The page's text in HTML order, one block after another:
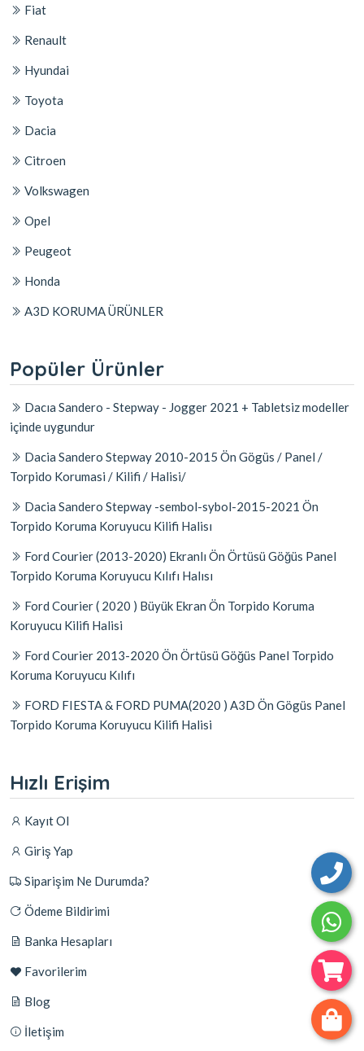
Fiat
Renault
Hyundai
Toyota
Dacia
Citroen
Volkswagen
Opel
Peugeot
Honda
A3D KORUMA ÜRÜNLER
Popüler Ürünler
Dacıa Sandero - Stepway - Jogger 2021 + Tabletsiz modeller
içinde uygundur
Dacia Sandero Stepway 2010-2015 Ön Gögüs / Panel /
Torpido Korumasi / Kilifi / Halisi/
Dacia Sandero Stepway -sembol-sybol-2015-2021 Ön
Torpido Koruma Koruyucu Kilifi Halisı
Ford Courier (2013-2020) Ekranlı Ön Örtüsü Göğüs Panel
Torpido Koruma Koruyucu Kılıfı Halısı
Ford Courier ( 2020 ) Büyük Ekran Ön Torpido Koruma
Koruyucu Kilifi Halisi
Ford Courier 2013-2020 Ön Örtüsü Göğüs Panel Torpido
Koruma Koruyucu Kılıfı
FORD FIESTA & FORD PUMA(2020 ) A3D Ön Gögüs Panel
Torpido Koruma Koruyucu Kilifi Halisi
Hızlı Erişim
Kayıt Ol
Giriş Yap
Siparişim Ne Durumda?
Ödeme Bildirimi
Banka Hesapları
Favorilerim
Blog
İletişim